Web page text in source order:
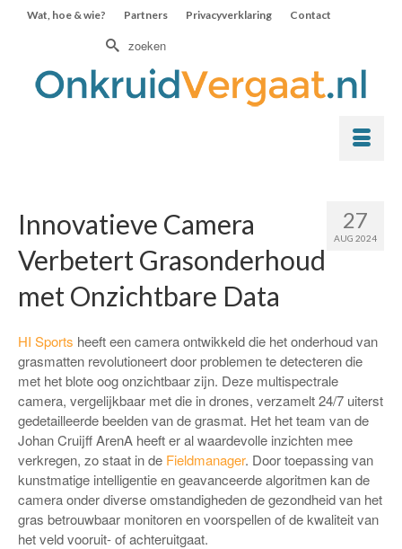
Wat, hoe & wie? Partners Privacyverklaring Contact
Zoek
27
AUG 2024
Innovatieve Camera
Verbetert Grasonderhoud
met Onzichtbare Data
HI Sports heeft een camera ontwikkeld die het onderhoud van
grasmatten revolutioneert door problemen te detecteren die
met het blote oog onzichtbaar zijn. Deze multispectrale
camera, vergelijkbaar met die in drones, verzamelt 24/7 uiterst
gedetailleerde beelden van de grasmat. Het het team van de
Johan Cruijff ArenA heeft er al waardevolle inzichten mee
verkregen, zo staat in de Fieldmanager. Door toepassing van
kunstmatige intelligentie en geavanceerde algoritmen kan de
camera onder diverse omstandigheden de gezondheid van het
gras betrouwbaar monitoren en voorspellen of de kwaliteit van
het veld vooruit- of achteruitgaat.